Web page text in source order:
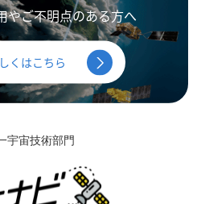
やご不明点のある方へ
くはこちら